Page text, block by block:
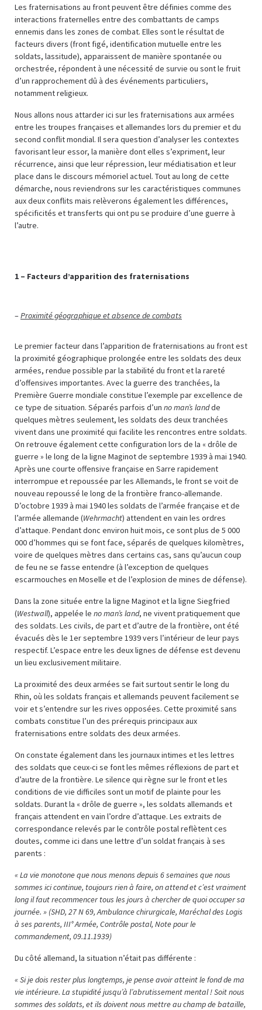
Les fraternisations au front peuvent être définies comme des
interactions fraternelles entre des combattants de camps
ennemis dans les zones de combat. Elles sont le résultat de
facteurs divers (front figé, identification mutuelle entre les
soldats, lassitude), apparaissent de manière spontanée ou
orchestrée, répondent à une nécessité de survie ou sont le fruit
d’un rapprochement dû à des événements particuliers,
notamment religieux.
Nous allons nous attarder ici sur les fraternisations aux armées
entre les troupes françaises et allemandes lors du premier et du
second conflit mondial. Il sera question d’analyser les contextes
favorisant leur essor, la manière dont elles s’expriment, leur
récurrence, ainsi que leur répression, leur médiatisation et leur
place dans le discours mémoriel actuel. Tout au long de cette
démarche, nous reviendrons sur les caractéristiques communes
aux deux conflits mais relèverons également les différences,
spécificités et transferts qui ont pu se produire d’une guerre à
l’autre.
1 – Facteurs d’apparition des fraternisations
–Proximité géographique et absence de combats
Le premier facteur dans l’apparition de fraternisations au front est
la proximité géographique prolongée entre les soldats des deux
armées, rendue possible par la stabilité du front et la rareté
d’offensives importantes. Avec la guerre des tranchées, la
Première Guerre mondiale constitue l’exemple par excellence de
ce type de situation. Séparés parfois d’un no man’s landde
quelques mètres seulement, les soldats des deux tranchées
vivent dans une proximité qui facilite les rencontres entre soldats.
On retrouve également cette configuration lors de la « drôle de
guerre » le long de la ligne Maginot de septembre 1939 à mai 1940.
Après une courte offensive française en Sarre rapidement
interrompue et repoussée par les Allemands, le front se voit de
nouveau repoussé le long de la frontière franco-allemande.
D’octobre 1939 à mai 1940 les soldats de l’armée française et de
l’armée allemande (Wehrmacht) attendent en vain les ordres
d’attaque. Pendant donc environ huit mois, ce sont plus de 5 000
000 d’hommes qui se font face, séparés de quelques kilomètres,
voire de quelques mètres dans certains cas, sans qu’aucun coup
de feu ne se fasse entendre (à l’exception de quelques
escarmouches en Moselle et de l’explosion de mines de défense).
Dans la zone située entre la ligne Maginot et la ligne Siegfried
(Westwall), appelée le no man’s land, ne vivent pratiquement que
des soldats. Les civils, de part et d’autre de la frontière, ont été
évacués dès le 1er septembre 1939 vers l’intérieur de leur pays
respectif. L’espace entre les deux lignes de défense est devenu
un lieu exclusivement militaire.
La proximité des deux armées se fait surtout sentir le long du
Rhin, où les soldats français et allemands peuvent facilement se
voir et s’entendre sur les rives opposées. Cette proximité sans
combats constitue l’un des prérequis principaux aux
fraternisations entre soldats des deux armées.
On constate également dans les journaux intimes et les lettres
des soldats que ceux-ci se font les mêmes réflexions de part et
d’autre de la frontière. Le silence qui règne sur le front et les
conditions de vie difficiles sont un motif de plainte pour les
soldats. Durant la « drôle de guerre », les soldats allemands et
français attendent en vain l’ordre d’attaque. Les extraits de
correspondance relevés par le contrôle postal reflètent ces
doutes, comme ici dans une lettre d’un soldat français à ses
parents :
« La vie monotone que nous menons depuis 6 semaines que nous
sommes ici continue, toujours rien à faire, on attend et c’est vraiment
long il faut recommencer tous les jours à chercher de quoi occuper sa
journée. » (SHD, 27 N 69, Ambulance chirurgicale, Maréchal des Logis
à ses parents, III° Armée, Contrôle postal, Note pour le
commandement, 09.11.1939)
Du côté allemand, la situation n’était pas différente :
« Si je dois rester plus longtemps, je pense avoir atteint le fond de ma
vie intérieure. La stupidité jusqu’à l’abrutissement mental ! Soit nous
sommes des soldats, et ils doivent nous mettre au champ de bataille,